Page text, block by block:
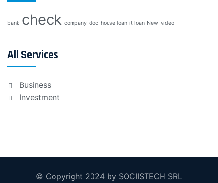
bank check company doc house loan it loan New video
All Services
Business
Investment
© Copyright 2024 by SOCIISTECH SRL